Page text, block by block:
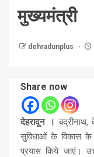
मुख्यमंत्री
dehradunplus
Share now
देहरादून । बद्रीनाथ,
सुविधाओं के विकास के
प्रयास किये जाएं।